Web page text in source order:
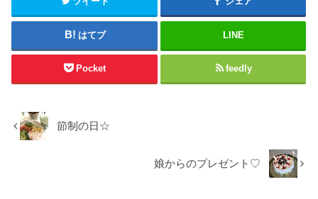
はてブ LINE
Pocket feedly
節制の日☆
娘からのプレゼント♡